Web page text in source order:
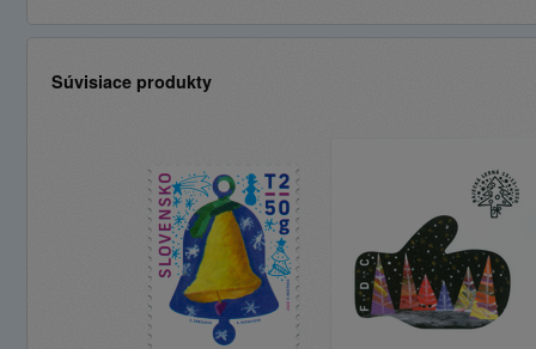
Súvisiace produkty